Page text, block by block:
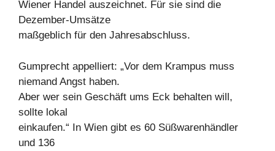
Wiener Handel auszeichnet. Für sie sind die
Dezember-Umsätze
maßgeblich für den Jahresabschluss.
Gumprecht appelliert: „Vor dem Krampus muss
niemand Angst haben.
Aber wer sein Geschäft ums Eck behalten will,
sollte lokal
einkaufen.“ In Wien gibt es 60 Süßwarenhändler
und 136